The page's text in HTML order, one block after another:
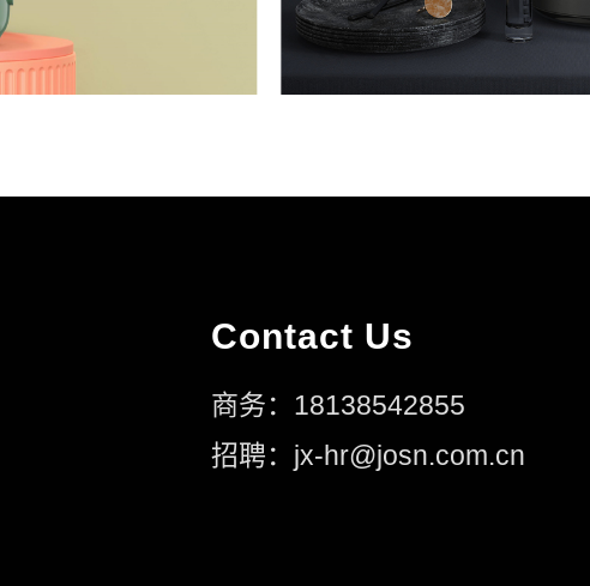
Contact Us
商务：18138542855
招聘：jx-hr@josn.com.cn